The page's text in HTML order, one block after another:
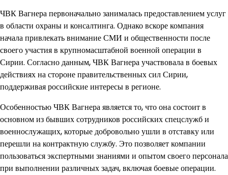
ЧВК Вагнера первоначально занималась предоставлением услуг
в области охраны и консалтинга. Однако вскоре компания
начала привлекать внимание СМИ и общественности после
своего участия в крупномасштабной военной операции в
Сирии. Согласно данным, ЧВК Вагнера участвовала в боевых
действиях на стороне правительственных сил Сирии,
поддерживая российские интересы в регионе.
Особенностью ЧВК Вагнера является то, что она состоит в
основном из бывших сотрудников российских спецслужб и
военнослужащих, которые добровольно ушли в отставку или
перешли на контрактную службу. Это позволяет компании
пользоваться экспертными знаниями и опытом своего персонала
при выполнении различных задач, включая боевые операции.